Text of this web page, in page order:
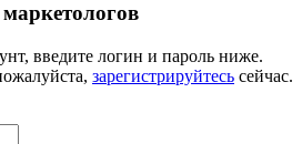
введите логин и пароль ниже.
зарегистрируйтесь сейчас.